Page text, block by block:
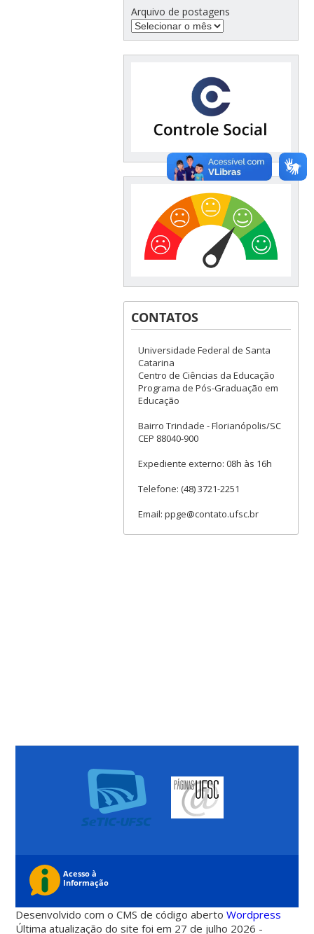
Arquivo de postagens
CONTATOS
Universidade Federal de Santa
Catarina
Centro de Ciências da Educação
Programa de Pós-Graduação em
Educação
Bairro Trindade - Florianópolis/SC
CEP 88040-900
Expediente externo: 08h às 16h
Telefone: (48) 3721-2251
Email: ppge@contato.ufsc.br
Desenvolvido com o CMS de código abertoWordpress
Última atualização do site foi em 27 de julho 2026 -